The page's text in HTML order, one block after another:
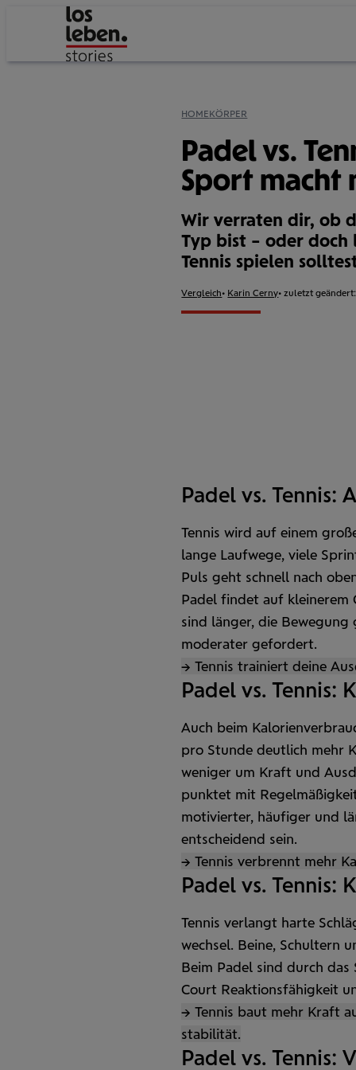
HOMEKÖRPER
Padel vs.
Sport macht
Wir verraten dir, ob
Typ bist – oder doch
Tennis spielen
Format:
Vergleich Autor:
Karin Cerny zuletzt geändert:
Padel vs. Tennis:
Tennis wird auf einem
lange Lauf­wege, viele
Puls geht schnell nach
Padel findet auf kleinerem
sind länger, die Bewegung
moderater gefordert.
→ Tennis trainiert deine
Padel vs. Tennis:
Auch beim
pro Stunde deutlich mehr
weniger um Kraft und
punktet mit
motivierter, häufiger und
entscheidend sein.
→ Tennis verbrennt mehr
Padel vs. Tennis:
Tennis verlangt harte
wechsel. Beine, Schultern
Beim Padel sind durch
Court Reaktions­fähigkeit
→ Tennis baut mehr Kraft
stabilität.
Padel vs. Tennis: